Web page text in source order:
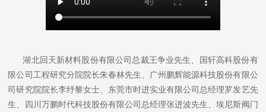
湖北回天新材料股份有限公司总裁王争业先生、国轩高科股份有
限公司工程研究分院院长朱春林先生、广州鹏辉能源科技股份有限公
司研究院院长李纾黎女士、东莞市时进实业有限公司总经理罗发艺先
生、四川万鹏时代科技股份有限公司总经理张进波先生、埃尼斯阀门